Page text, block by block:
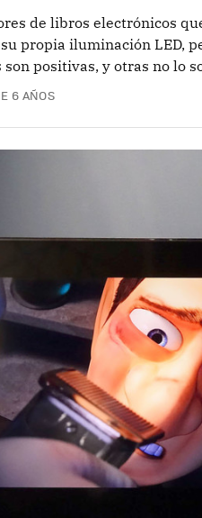
de libros electrónicos
propia iluminación LED,
positivas, y otras no lo
6 AÑOS